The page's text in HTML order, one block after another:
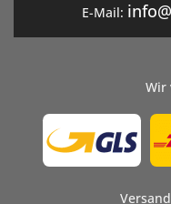
E-Mail:
Wir